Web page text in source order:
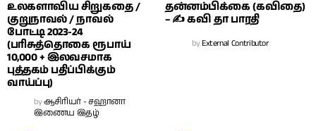
உலகளாவிய சிறுகதை /
குறுநாவல் / நாவல்
போட்டி 2023-24
(பரிசுத்தொகை ரூபாய்
10,000 + இலவசமாக
புத்தகம் பதிப்பிக்கும்
வாய்ப்பு)
byஆசிரியர் - சஹானா
இணைய இதழ்
தன்னம்பிக்கை (கவிதை)
– ✍ கவி தா பாரதி
byExternal Contributor